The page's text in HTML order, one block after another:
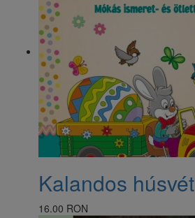
Kalandos húsvét
16.00 RON